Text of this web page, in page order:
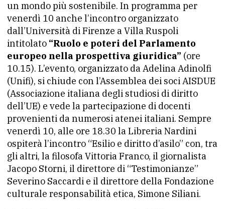
un mondo più sostenibile. In programma per
venerdì 10 anche l’incontro organizzato
dall’Università di Firenze a Villa Ruspoli
intitolato “Ruolo e poteri del Parlamento
europeo nella prospettiva giuridica” (ore
10.15). L’evento, organizzato da Adelina Adinolfi
(Unifi), si chiude con l’Assemblea dei soci AISDUE
(Associazione italiana degli studiosi di diritto
dell’UE) e vede la partecipazione di docenti
provenienti da numerosi atenei italiani. Sempre
venerdì 10, alle ore 18.30 la Libreria Nardini
ospiterà l’incontro “Esilio e diritto d’asilo” con, tra
gli altri, la filosofa Vittoria Franco, il giornalista
Jacopo Storni, il direttore di “Testimonianze”
Severino Saccardi e il direttore della Fondazione
culturale responsabilità etica, Simone Siliani.